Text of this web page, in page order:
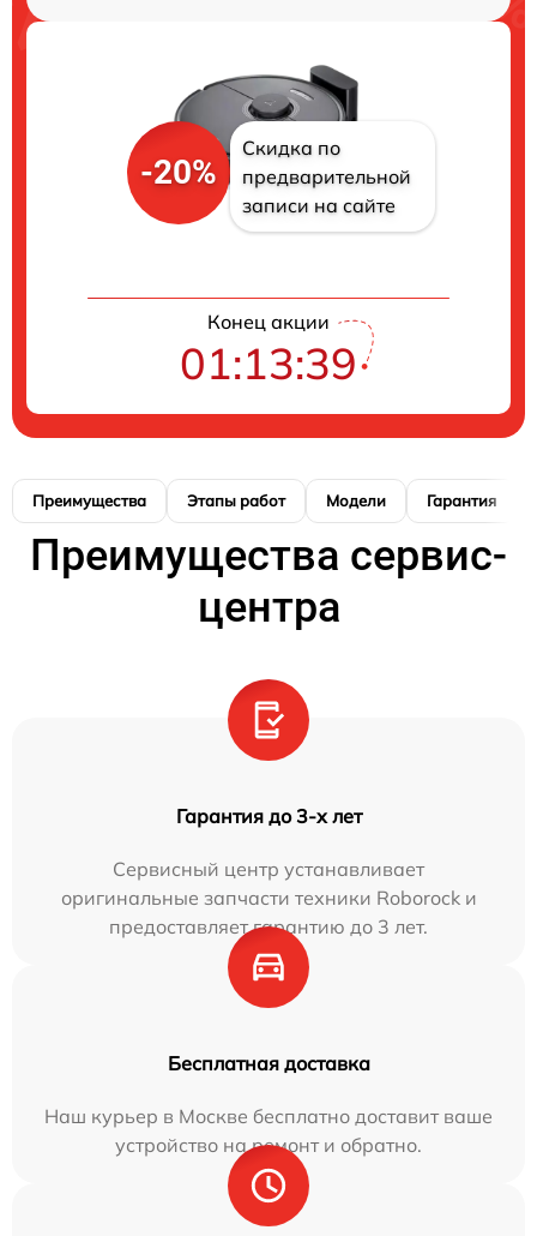
-20%
Скидка по
предварительной
записи на сайте
Конец акции
01:13:39
Преимущества Этапы работ Модели Гарантия
Преимущества сервис-
центра
Гарантия до 3-х лет
Сервисный центр устанавливает
оригинальные запчасти техники Roborock и
предоставляет гарантию до 3 лет.
Бесплатная доставка
Наш курьер в Москве бесплатно доставит ваше
устройство на ремонт и обратно.